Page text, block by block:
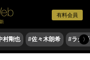
有料会員
村剛也 #佐々木朗希 #ラグ〉